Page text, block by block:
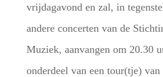
vrijdagavond en zal, in
andere concerten van de
Muziek, aanvangen om 20.30
onderdeel van een tour(tje) van